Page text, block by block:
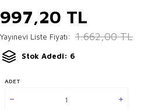
997,20 TL
Yayınevi Liste Fiyatı: 1.662,00TL
Stok Adedi: 6
ADET